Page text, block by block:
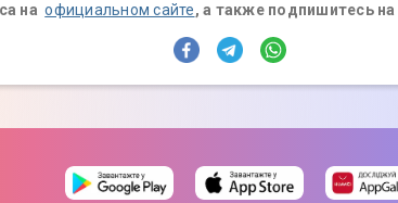
наофициальном сайте, а также подпишитесь